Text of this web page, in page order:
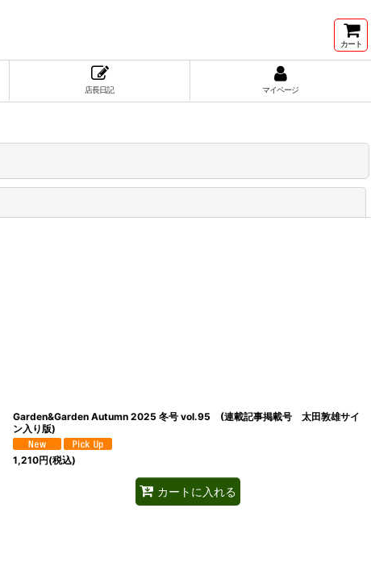
カート
店長日記 マイページ
Garden&Garden Autumn 2025 冬号 vol.95 (連載記事掲載号 太田敦雄サイ
ン入り版)
1,210円(税込)
カートに入れる